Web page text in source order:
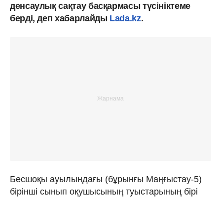
денсаулық сақтау басқармасы түсініктеме
берді, деп хабарлайды Lada.kz.
Бесшоқы ауылындағы (бұрынғы Маңғыстау-5)
бірінші сынып оқушысының туыстарының бірі